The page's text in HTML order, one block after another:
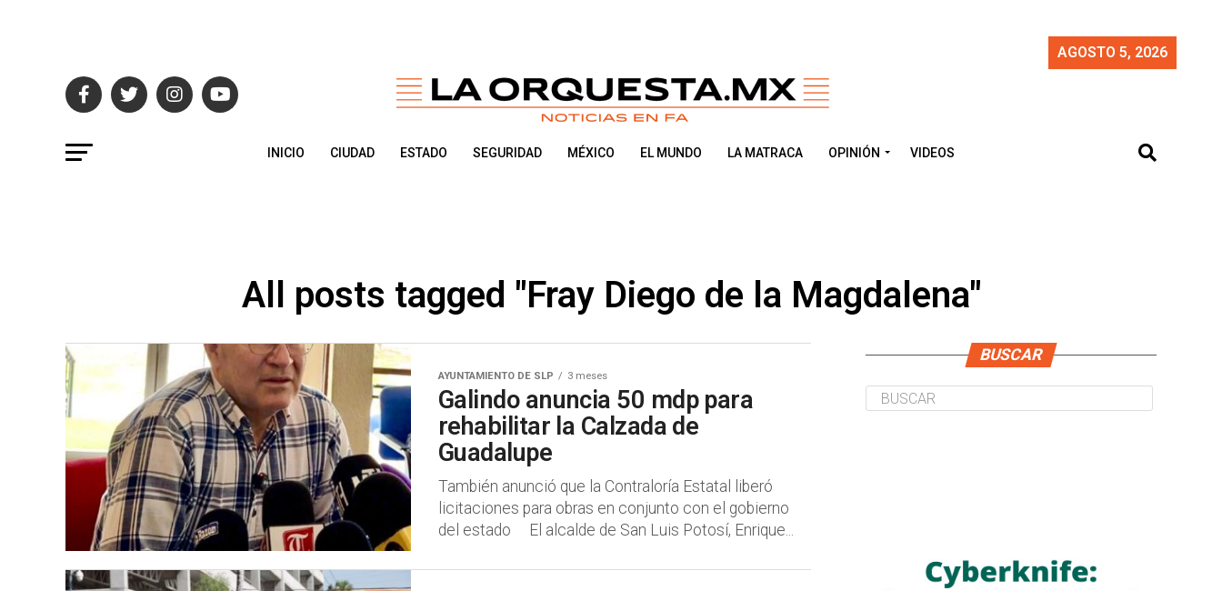
AGOSTO 5, 2026
INICIO CIUDAD ESTADO SEGURIDAD MÉXICO EL MUNDO LA MATRACA OPINIÓN VIDEOS
All posts tagged "Fray Diego de la Magdalena"
AYUNTAMIENTO DE SLP 3 meses
Galindo anuncia 50 mdp para
rehabilitar la Calzada de
Guadalupe
También anunció que la Contraloría Estatal liberó
licitaciones para obras en conjunto con el gobierno
del estado El alcalde de San Luis Potosí, Enrique...
BUSCAR